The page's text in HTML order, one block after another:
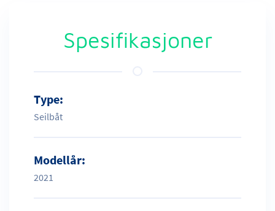
Spesifikasjoner
Type:
Seilbåt
Modellår:
2021